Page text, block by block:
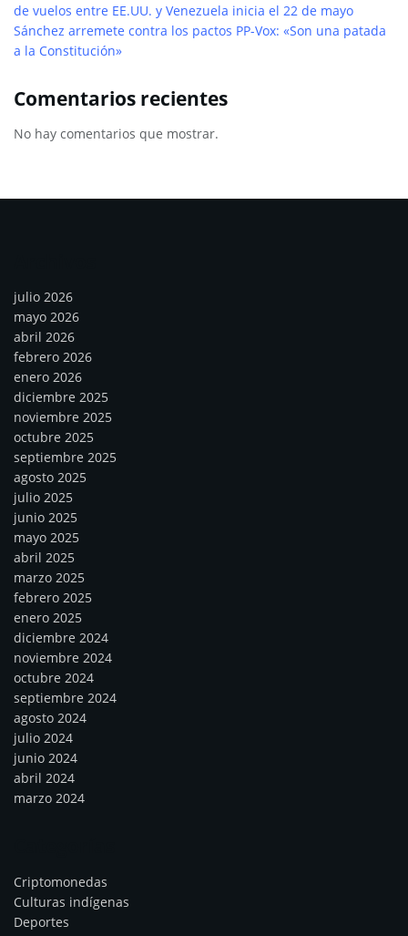
de vuelos entre EE.UU. y Venezuela inicia el 22 de mayo
Sánchez arremete contra los pactos PP-Vox: «Son una patada
a la Constitución»
Comentarios recientes
No hay comentarios que mostrar.
julio 2026
mayo 2026
abril 2026
febrero 2026
enero 2026
diciembre 2025
noviembre 2025
octubre 2025
septiembre 2025
agosto 2025
julio 2025
junio 2025
mayo 2025
abril 2025
marzo 2025
febrero 2025
enero 2025
diciembre 2024
noviembre 2024
octubre 2024
septiembre 2024
agosto 2024
julio 2024
junio 2024
abril 2024
marzo 2024
Criptomonedas
Culturas indígenas
Deportes